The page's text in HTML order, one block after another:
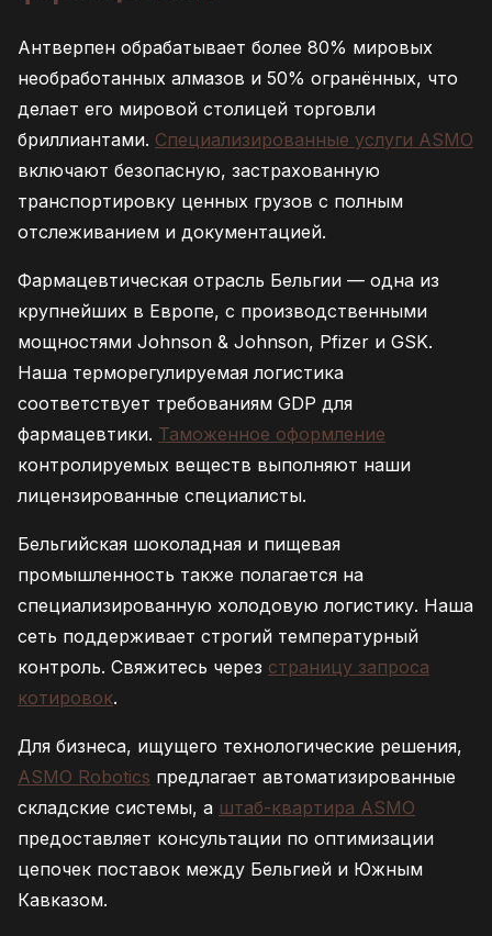
Антверпен обрабатывает более 80% мировых
необработанных алмазов и 50% огранённых, что
делает его мировой столицей торговли
бриллиантами. Специализированные услуги ASMO
включают безопасную, застрахованную
транспортировку ценных грузов с полным
отслеживанием и документацией.
Фармацевтическая отрасль Бельгии — одна из
крупнейших в Европе, с производственными
мощностями Johnson & Johnson, Pfizer и GSK.
Наша терморегулируемая логистика
соответствует требованиям GDP для
фармацевтики. Таможенное оформление
контролируемых веществ выполняют наши
лицензированные специалисты.
Бельгийская шоколадная и пищевая
промышленность также полагается на
специализированную холодовую логистику. Наша
сеть поддерживает строгий температурный
контроль. Свяжитесь через страницу запроса
котировок.
Для бизнеса, ищущего технологические решения,
ASMO Robotics предлагает автоматизированные
складские системы, а штаб-квартира ASMO
предоставляет консультации по оптимизации
цепочек поставок между Бельгией и Южным
Кавказом.